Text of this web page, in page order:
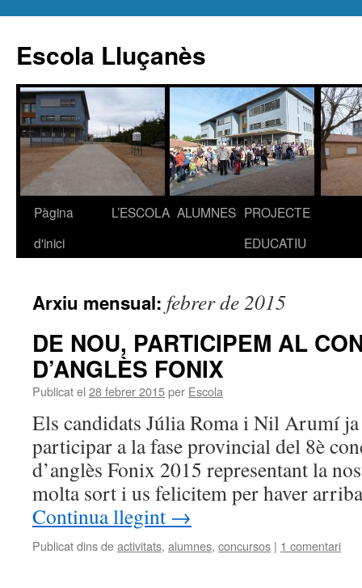
Escola Lluçanès
Vés
Pàgina
d'inici
L’ESCOLA ALUMNES PROJECTE
EDUCATIU
Arxiu mensual: febrer de 2015
DE NOU, PARTICIPEM AL
D’ANGLÈS FONIX
Publicat el 28 febrer 2015per Escola
Els candidats Júlia Roma i Nil Arumí ja
participar a la fase provincial del 8è
d’anglès Fonix 2015 representant la
molta sort i us felicitem per haver
Continua llegint →
Publicat dins deactivitats, alumnes, concursos | 1 comentari